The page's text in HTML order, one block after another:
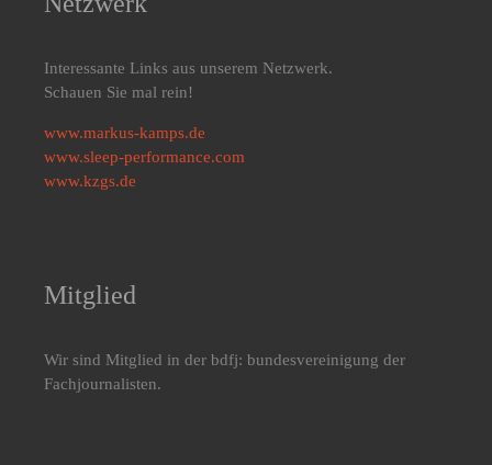
Interessante Links aus unserem Netzwerk.
Schauen Sie mal rein!
www.markus-kamps.de
www.sleep-performance.com
www.kzgs.de
Mitglied
Wir sind Mitglied in der bdfj: bundesvereinigung der
Fachjournalisten.